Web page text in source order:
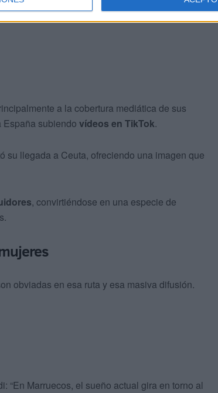
a la cobertura mediática de sus
España subiendo vídeos en TikTok.
su llegada a Ceuta, ofreciendo una imagen que
, convirtiéndose en una especie de
obviadas en esa ruta y esa masiva difusión.
“En Marruecos, el sueño actual gira en torno al